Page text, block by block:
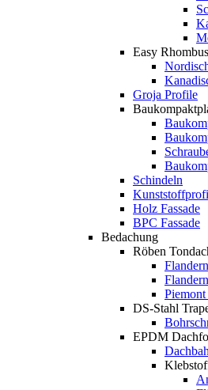
Easy
Groja Profile
Schindeln
Holz Fassade
BPC Fassade
Bedachung
Röben
DS-Stahl
EPDM